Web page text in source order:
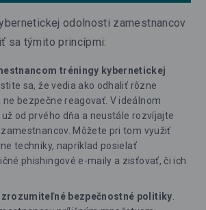
odolnosti zamestnancov
sa týmito princípmi:
tréningy kybernetickej
sa, že vedia ako odhaliť rôzne
ne bezpečne reagovať. V ideálnom
od prvého dňa a neustále rozvíjajte
Môžete pri tom využiť
techniky, napríklad posielať
phishingové e-maily a zisťovať, či ich
bezpečnostné politiky